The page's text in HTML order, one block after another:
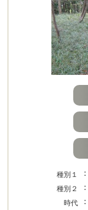
種別１ ：
種別２
：
時代 ：